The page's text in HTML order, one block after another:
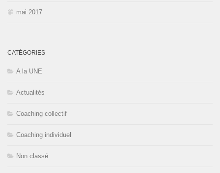
mai 2017
CATÉGORIES
A la UNE
Actualités
Coaching collectif
Coaching individuel
Non classé